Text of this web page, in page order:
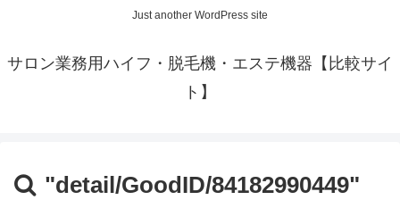
Just another WordPress site
サロン業務用ハイフ・脱毛機・エステ機器【比較サイ
ト】
"detail/GoodID/84182990449"